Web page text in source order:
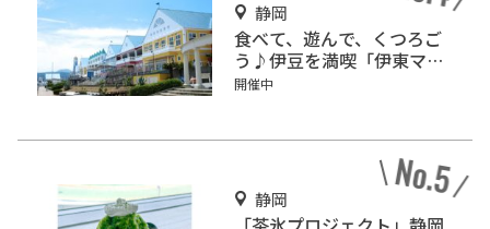
静岡
食べて、遊んで、くつろご
う♪伊豆を満喫「伊東マリ
ンタウン」
開催中
静岡